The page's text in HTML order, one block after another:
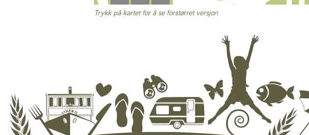
Trykk på kartet for å se forstørret versjon